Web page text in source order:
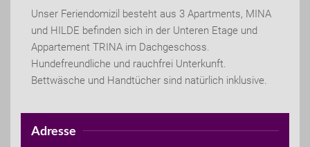
Unser Feriendomizil besteht aus 3 Apartments, MINA
und HILDE befinden sich in der Unteren Etage und
Appartement TRINA im Dachgeschoss.
Hundefreundliche und rauchfrei Unterkunft.
Bettwäsche und Handtücher sind natürlich inklusive.
Adresse